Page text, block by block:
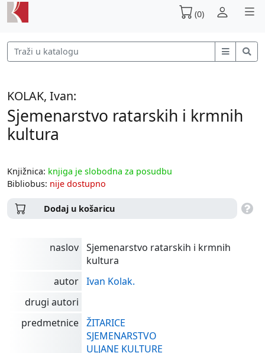
(0)
KOLAK, Ivan:
Sjemenarstvo ratarskih i krmnih
kultura
Knjižnica: knjiga je slobodna za posudbu
Bibliobus: nije dostupno
Dodaj u košaricu
naslov Sjemenarstvo ratarskih i krmnih
kultura
autor Ivan Kolak.
drugi autori
predmetnice ŽITARICE
SJEMENARSTVO
ULJANE KULTURE